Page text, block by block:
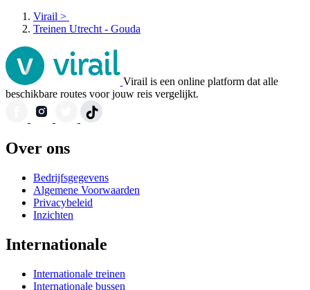
Virail >
Treinen Utrecht - Gouda
Virail is een online platform dat alle
beschikbare routes voor jouw reis vergelijkt.
Over ons
Bedrijfsgegevens
Algemene Voorwaarden
Privacybeleid
Inzichten
Internationale
Internationale treinen
Internationale bussen